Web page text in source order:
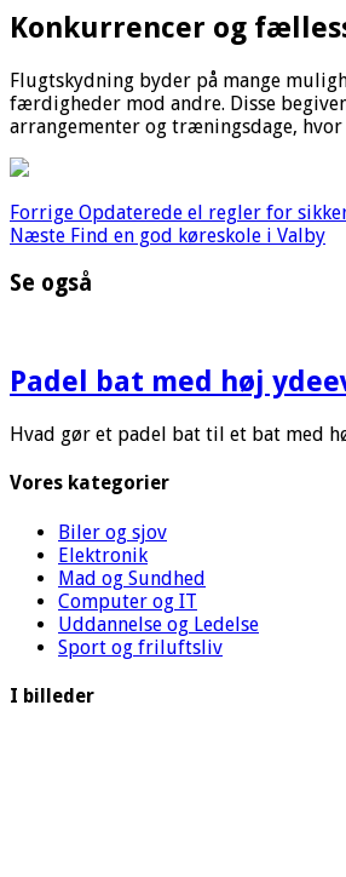
Konkurrencer og
Flugtskydning byder på mange
færdigheder mod andre. Disse
arrangementer og træningsdage,
Forrige Opdaterede el regler for
Næste Find en god køreskole i Valby
Se også
Padel bat med høj
Hvad gør et padel bat til et bat med
Vores kategorier
Biler og sjov
Elektronik
Mad og Sundhed
Computer og IT
Uddannelse og Ledelse
Sport og friluftsliv
I billeder